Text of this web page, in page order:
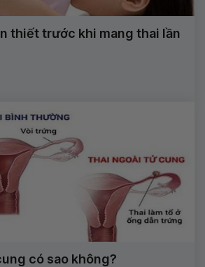
thiết trước khi mang thai lần
có sao không?